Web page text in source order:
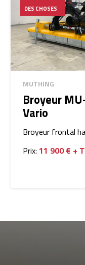
DES CHOSES
MUTHING
Broyeur
Vario
Broyeur frontal
Prix: 11 900 € +